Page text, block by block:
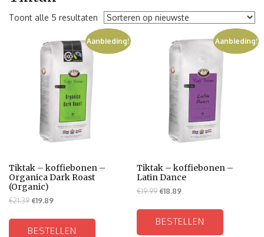
Toont alle 5 resultaten
Aanbieding!
Tiktak – koffiebonen –
Organica Dark Roast
(Organic)
€21.39 €19.89
BESTELLEN
Aanbieding!
Tiktak – koffiebonen –
Latin Dance
€19.99 €18.89
BESTELLEN